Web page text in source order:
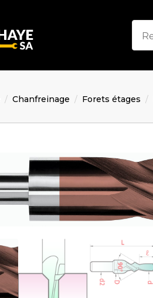
Chanfreinage Forets étages